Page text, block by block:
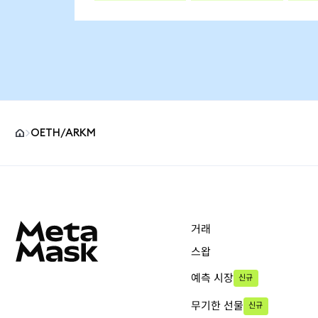
OETH/ARKM
거래
스왑
예측 시장 신규
무기한 선물 신규